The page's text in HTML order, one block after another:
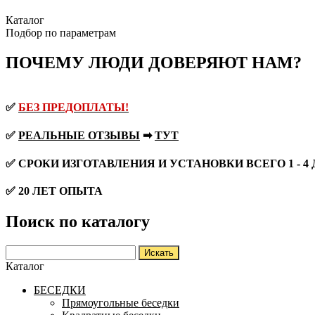
Каталог
Подбор по параметрам
ПОЧЕМУ ЛЮДИ ДОВЕРЯЮТ НАМ?
✅ БЕЗ ПРЕДОПЛАТЫ!
✅ РЕАЛЬНЫЕ ОТЗЫВЫ ➡ТУТ
✅ СРОКИ ИЗГОТАВЛЕНИЯ И УСТАНОВКИ ВСЕГО 1 - 4
✅ 20 ЛЕТ ОПЫТА
Поиск по каталогу
Каталог
БЕСЕДКИ
Прямоугольные беседки